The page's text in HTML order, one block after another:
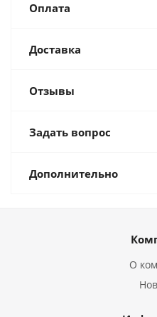
Оплата
Доставка
Отзывы
Задать вопрос
Дополнительно
О